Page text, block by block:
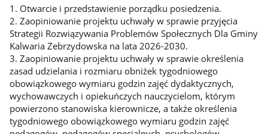
1. Otwarcie i przedstawienie porządku posiedzenia.
2. Zaopiniowanie projektu uchwały w sprawie przyjęcia
Strategii Rozwiązywania Problemów Społecznych Dla Gminy
Kalwaria Zebrzydowska na lata 2026-2030.
3. Zaopiniowanie projektu uchwały w sprawie określenia
zasad udzielania i rozmiaru obniżek tygodniowego
obowiązkowego wymiaru godzin zajęć dydaktycznych,
wychowawczych i opiekuńczych nauczycielom, którym
powierzono stanowiska kierownicze, a także określenia
tygodniowego obowiązkowego wymiaru godzin zajęć